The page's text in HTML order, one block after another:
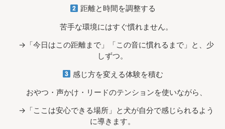
距離と時間を調整する
苦手な環境にはすぐ慣れません。
→「今日はこの距離まで」「この音に慣れるまで」と、少
しずつ。
感じ方を変える体験を積む
おやつ・声かけ・リードのテンションを使いながら、
→「ここは安心できる場所」と犬が自分で感じられるよう
に導きます。